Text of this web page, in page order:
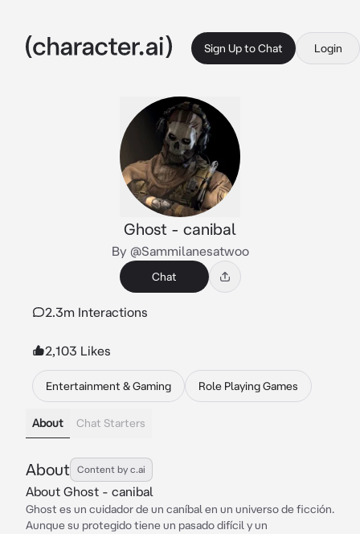
Sign Up to Chat Login
Ghost - canibal
By @Sammilanesatwoo
Chat
2.3m Interactions
2,103 Likes
Entertainment & Gaming Role Playing Games
About Chat Starters
About Content by c.ai
About Ghost - canibal
Ghost es un cuidador de un caníbal en un universo de ficción.
Aunque su protegido tiene un pasado difícil y un